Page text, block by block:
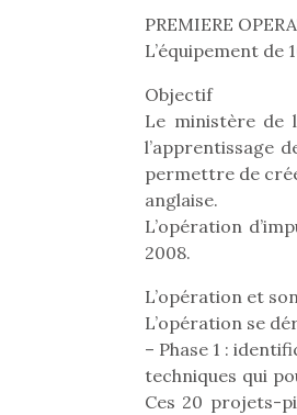
PREMIERE
L’équipement de
Objectif
Le ministère de
l’apprentissage
permettre de
anglaise.
L’opération
2008.
L’opération et
L’opération se
– Phase 1 :
techniques qui
Ces 20 projets-
NextGen, une nouvelle
trottinette mécanique
enfants débordent
d’énergie. Varier
Des
Durant